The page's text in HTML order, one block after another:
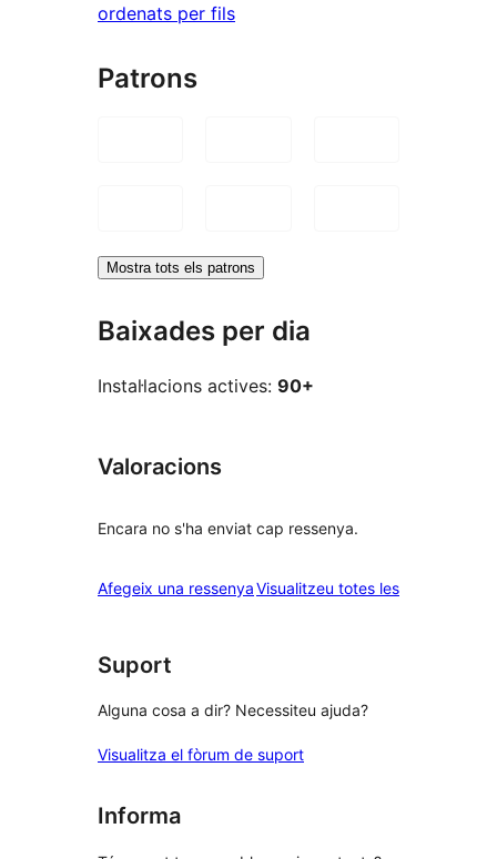
ordenats per fils
Patrons
Mostra tots els patrons
Baixades per dia
Instal·lacions actives: 90+
Valoracions
Encara no s'ha enviat cap ressenya.
Afegeix una ressenyaVisualitzeu totes lesressenyes
Suport
Alguna cosa a dir? Necessiteu ajuda?
Visualitza el fòrum de suport
Informa